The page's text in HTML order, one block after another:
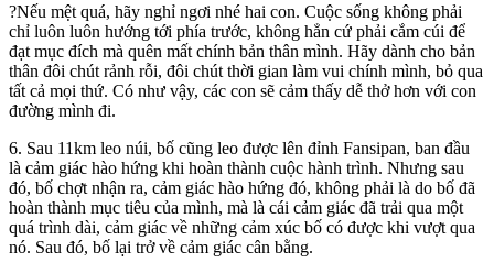
?Nếu mệt quá, hãy nghỉ ngơi nhé hai con. Cuộc sống không phải
chỉ luôn luôn hướng tới phía trước, không hẳn cứ phải cắm cúi để
đạt mục đích mà quên mất chính bản thân mình. Hãy dành cho bản
thân đôi chút rảnh rỗi, đôi chút thời gian làm vui chính mình, bỏ qua
tất cả mọi thứ. Có như vậy, các con sẽ cảm thấy dễ thở hơn với con
đường mình đi.
6. Sau 11km leo núi, bố cũng leo được lên đỉnh Fansipan, ban đầu
là cảm giác hào hứng khi hoàn thành cuộc hành trình. Nhưng sau
đó, bố chợt nhận ra, cảm giác hào hứng đó, không phải là do bố đã
hoàn thành mục tiêu của mình, mà là cái cảm giác đã trải qua một
quá trình dài, cảm giác về những cảm xúc bố có được khi vượt qua
nó. Sau đó, bố lại trở về cảm giác cân bằng.